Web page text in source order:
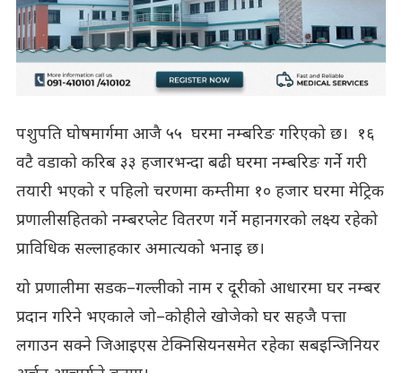
पशुपति घोषमार्गमा आजै ५५ घरमा नम्बरिङ गरिएको छ। १६
वटै वडाको करिब ३३ हजारभन्दा बढी घरमा नम्बरिङ गर्ने गरी
तयारी भएको र पहिलो चरणमा कम्तीमा १० हजार घरमा मेट्रिक
प्रणालीसहितको नम्बरप्लेट वितरण गर्ने महानगरको लक्ष्य रहेको
प्राविधिक सल्लाहकार अमात्यको भनाइ छ।
यो प्रणालीमा सडक–गल्लीको नाम र दूरीको आधारमा घर नम्बर
प्रदान गरिने भएकाले जो–कोहीले खोजेको घर सहजै पत्ता
लगाउन सक्ने जिआइएस टेक्निसियनसमेत रहेका सबइन्जिनियर